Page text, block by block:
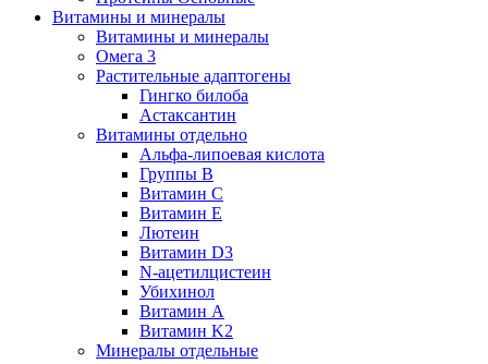
Витамины и минералы
Витамины и минералы
Омега 3
Растительные адаптогены
Гингко билоба
Астаксантин
Витамины отдельно
Альфа-липоевая кислота
Группы B
Витамин С
Витамин Е
Лютеин
Витамин D3
N-ацетилцистеин
Убихинол
Витамин А
Витамин K2
Минералы отдельные